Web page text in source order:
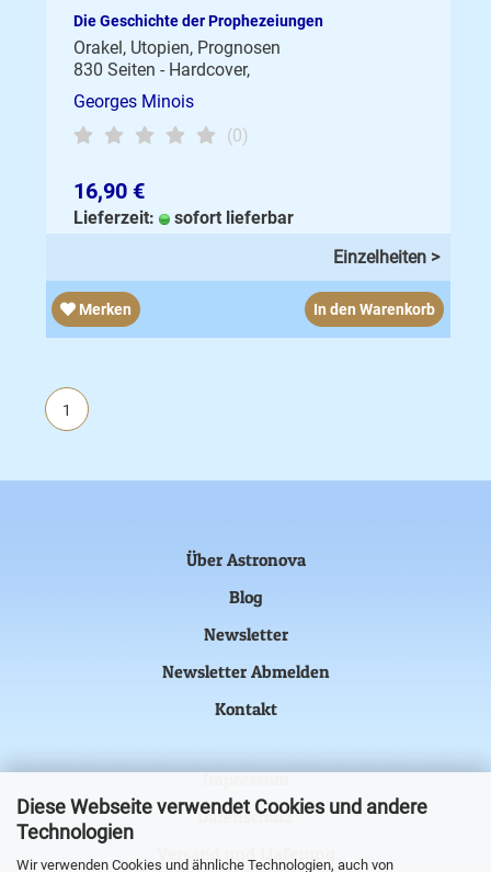
Diese Webseite verwendet Cookies und andere
Technologien
Wir verwenden Cookies und ähnliche Technologien, auch von
Die Geschichte der Prophezeiungen
Orakel, Utopien, Prognosen
830 Seiten - Hardcover,
Georges Minois
(0)
16,90 €
Lieferzeit:
sofort lieferbar
Einzelheiten >
Merken In den Warenkorb
1
Über Astronova
Blog
Newsletter
Newsletter Abmelden
Kontakt
Impressum
Datenschutz